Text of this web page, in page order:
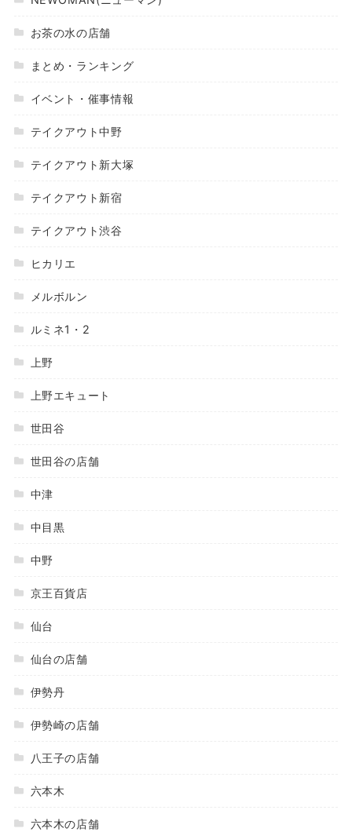
お茶の水の店舗
まとめ・ランキング
イベント・催事情報
テイクアウト中野
テイクアウト新大塚
テイクアウト新宿
テイクアウト渋谷
ヒカリエ
メルボルン
ルミネ1・2
上野
上野エキュート
世田谷
世田谷の店舗
中津
中目黒
中野
京王百貨店
仙台
仙台の店舗
伊勢丹
伊勢崎の店舗
八王子の店舗
六本木
六本木の店舗